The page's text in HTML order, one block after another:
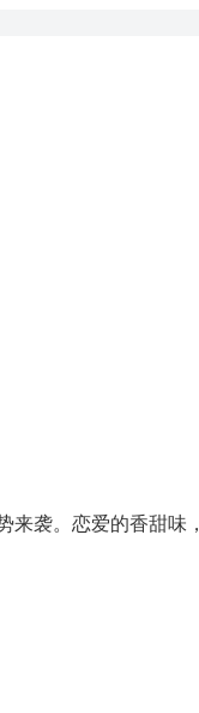
来袭。恋爱的香甜味